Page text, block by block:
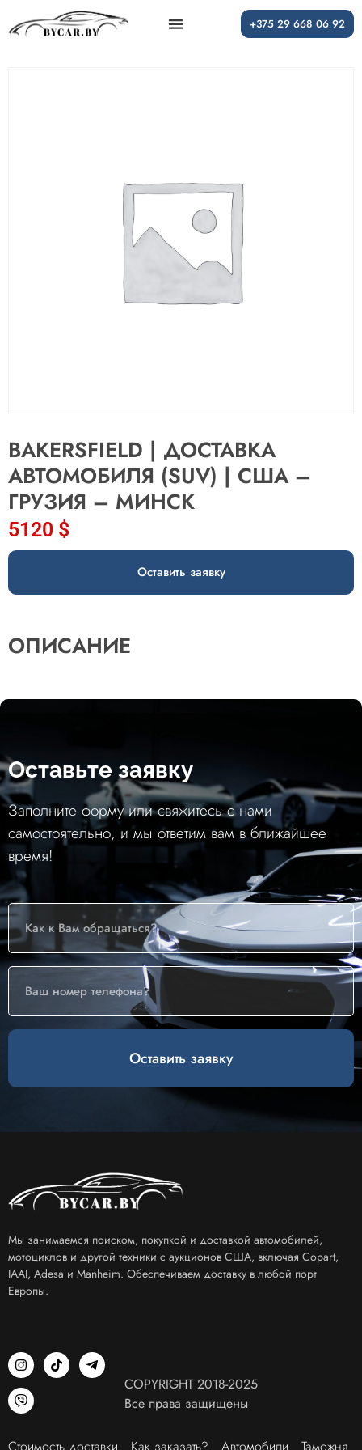
+375 29 668 06 92
BAKERSFIELD | ДОСТАВКА
АВТОМОБИЛЯ (SUV) | США –
ГРУЗИЯ – МИНСК
5120 $
Оставить заявку
ОПИСАНИЕ
Оставьте заявку
Заполните форму или свяжитесь с нами
самостоятельно, и мы ответим вам в ближайшее
время!
Оставить заявку
Мы занимаемся поиском, покупкой и доставкой автомобилей,
мотоциклов и другой техники с аукционов США, включая Copart,
IAAI, Adesa и Manheim. Обеспечиваем доставку в любой порт
Европы.
COPYRIGHT 2018-2025
Все права защищены